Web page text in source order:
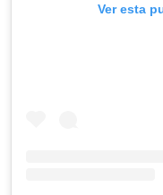
Ver esta